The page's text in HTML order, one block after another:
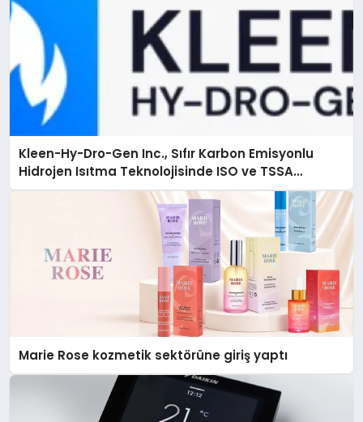
Kleen-Hy-Dro-Gen Inc., Sıfır Karbon Emisyonlu
Hidrojen Isıtma Teknolojisinde ISO ve TSSA
Düzenleyici Onaylarını Aldı
Marie Rose kozmetik sektörüne giriş yaptı